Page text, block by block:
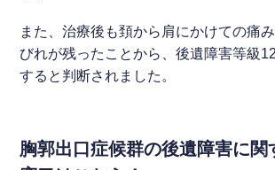
また、治療後も頚から肩にかけての痛
びれが残ったことから、後遺障害等級
すると判断されました。
胸郭出口症候群の後遺障害に関